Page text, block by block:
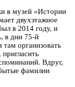
в музей «Истории
двухэтажное
в 2014 году, и
в дни 75-й
организовать
Вдруг,
фамилии